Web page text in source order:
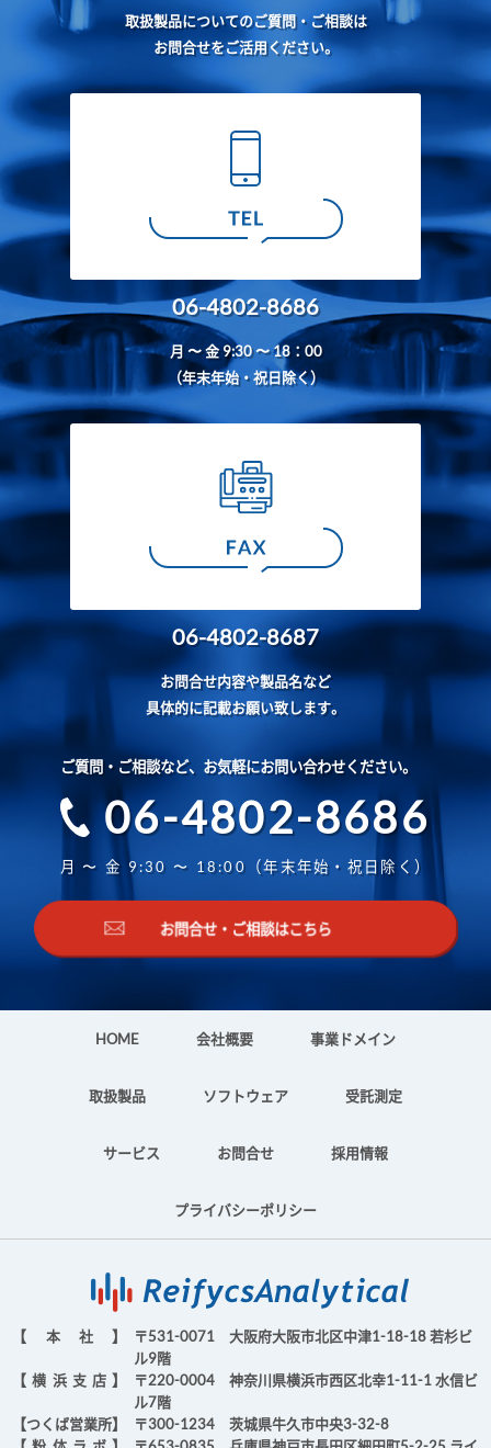
取扱製品についてのご質問・ご相談は
お問合せをご活用ください。
06-4802-8686
月 〜 金 9:30 〜 18：00
（年末年始・祝日除く）
06-4802-8687
お問合せ内容や製品名など
具体的に記載お願い致します。
ご質問・ご相談など、お気軽にお問い合わせください。
06-4802-8686
月 〜 金 9:30 〜 18:00（年末年始・祝日除く）
お問合せ・ご相談はこちら
HOME 会社概要 事業ドメイン
取扱製品 ソフトウェア 受託測定
サービス お問合せ 採用情報
プライバシーポリシー
【本社】
〒531-0071 大阪府大阪市北区中津1-18-18 若杉ビ
ル9階
【横浜支店】
〒220-0004 神奈川県横浜市西区北幸1-11-1 水信ビ
ル7階
【つくば営業所】
〒300-1234 茨城県牛久市中央3-32-8